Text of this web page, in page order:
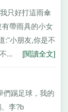
只好打這雨傘
有帶雨具的小女
:"小朋友,你是不
...
[閱讀全文]
們踢足球，我的
李?b